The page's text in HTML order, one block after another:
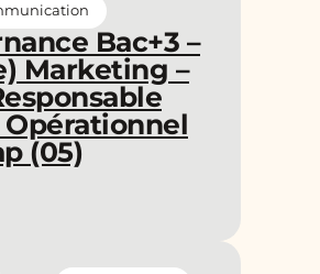
Bac+3 –
Marketing –
(05)